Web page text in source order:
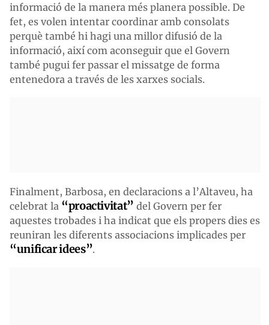
informació de la manera més planera possible. De
fet, es volen intentar coordinar amb consolats
perquè també hi hagi una millor difusió de la
informació, així com aconseguir que el Govern
també pugui fer passar el missatge de forma
entenedora a través de les xarxes socials.
Finalment, Barbosa, en declaracions a l’Altaveu, ha
celebrat la “proactivitat” del Govern per fer
aquestes trobades i ha indicat que els propers dies es
reuniran les diferents associacions implicades per
“unificar idees”.